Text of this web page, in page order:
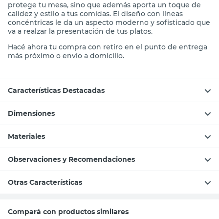
protege tu mesa, sino que además aporta un toque de
calidez y estilo a tus comidas. El diseño con líneas
concéntricas le da un aspecto moderno y sofisticado que
va a realzar la presentación de tus platos.
Hacé ahora tu compra con retiro en el punto de entrega
más próximo o envío a domicilio.
Características Destacadas
Dimensiones
Materiales
Observaciones y Recomendaciones
Otras Características
Compará con productos similares